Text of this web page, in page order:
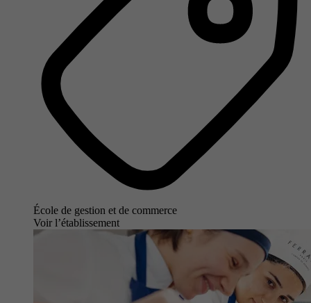
École de gestion et de commerce
Voir l’établissement